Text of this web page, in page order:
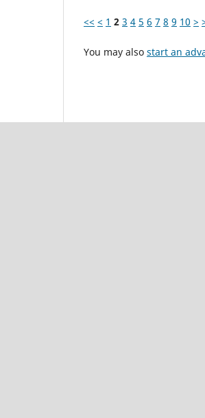
<< < 1 2 3 4 5 6 7 8 9 10 >
You may also start an